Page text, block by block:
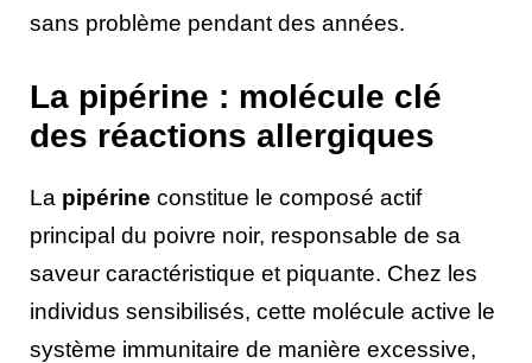
sans problème pendant des années.
La pipérine : molécule clé
des réactions allergiques
La pipérine constitue le composé actif
principal du poivre noir, responsable de sa
saveur caractéristique et piquante. Chez les
individus sensibilisés, cette molécule active le
système immunitaire de manière excessive,